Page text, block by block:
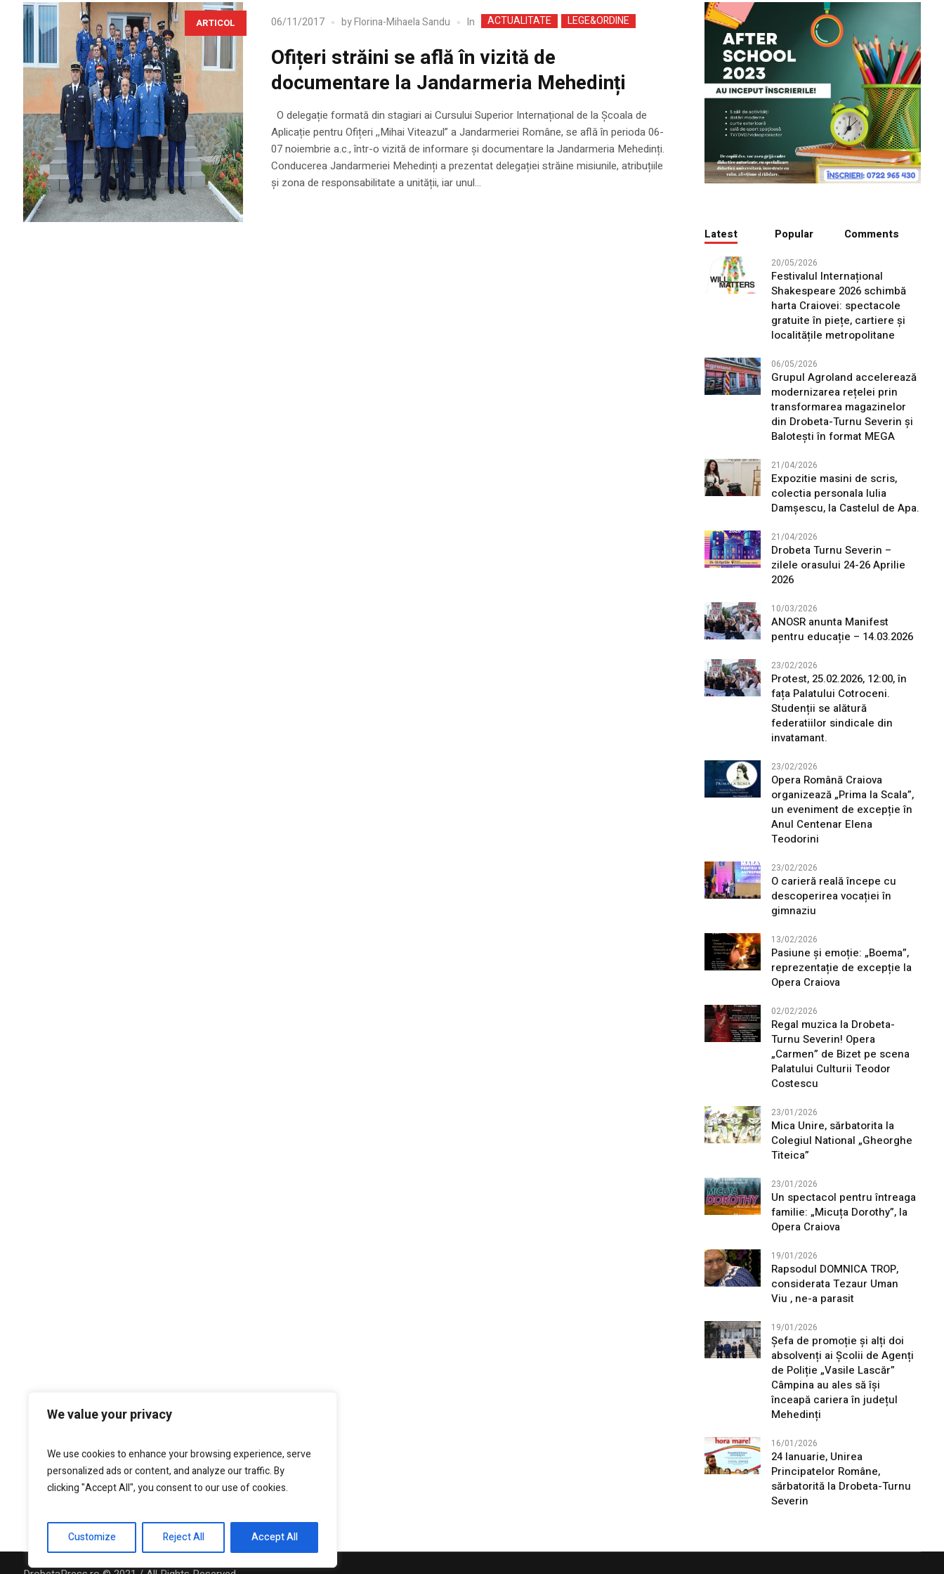
We value your privacy
We use cookies to enhance your browsing experience, serve
personalized ads or content, and analyze our traffic. By
clicking "Accept All", you consent to our use of cookies.
Customize Reject All Accept All
ARTICOL 06/11/2017 byFlorina-Mihaela Sandu In ACTUALITATE LEGE&ORDINE
Ofițeri străini se află în vizită de
documentare la Jandarmeria Mehedinți
O delegație formată din stagiari ai Cursului Superior Internațional de la Școala de
Aplicație pentru Ofițeri ,,Mihai Viteazul” a Jandarmeriei Române, se află în perioda 06-
07 noiembrie a.c., într-o vizită de informare și documentare la Jandarmeria Mehedinți.
Conducerea Jandarmeriei Mehedinți a prezentat delegației străine misiunile, atribuțiile
și zona de responsabilitate a unității, iar unul...
Latest Popular Comments
20/05/2026
Festivalul Internațional
Shakespeare 2026 schimbă
harta Craiovei: spectacole
gratuite în piețe, cartiere și
localitățile metropolitane
06/05/2026
Grupul Agroland accelerează
modernizarea rețelei prin
transformarea magazinelor
din Drobeta-Turnu Severin și
Balotești în format MEGA
21/04/2026
Expozitie masini de scris,
colectia personala Iulia
Damșescu, la Castelul de Apa.
21/04/2026
Drobeta Turnu Severin –
zilele orasului 24-26 Aprilie
2026
10/03/2026
ANOSR anunta Manifest
pentru educație – 14.03.2026
23/02/2026
Protest, 25.02.2026, 12:00, în
fața Palatului Cotroceni.
Studenții se alătură
federatiilor sindicale din
invatamant.
23/02/2026
Opera Română Craiova
organizează „Prima la Scala”,
un eveniment de excepție în
Anul Centenar Elena
Teodorini
23/02/2026
O carieră reală începe cu
descoperirea vocației în
gimnaziu
13/02/2026
Pasiune și emoție: „Boema”,
reprezentație de excepție la
Opera Craiova
02/02/2026
Regal muzica la Drobeta-
Turnu Severin! Opera
„Carmen” de Bizet pe scena
Palatului Culturii Teodor
Costescu
23/01/2026
Mica Unire, sărbatorita la
Colegiul National „Gheorghe
Titeica”
23/01/2026
Un spectacol pentru întreaga
familie: „Micuța Dorothy”, la
Opera Craiova
19/01/2026
Rapsodul DOMNICA TROP,
considerata Tezaur Uman
Viu , ne-a parasit
19/01/2026
Șefa de promoție și alți doi
absolvenți ai Școlii de Agenți
de Poliție „Vasile Lascăr”
Câmpina au ales să își
înceapă cariera în județul
Mehedinți
16/01/2026
24 Ianuarie, Unirea
Principatelor Române,
sărbatorită la Drobeta-Turnu
Severin